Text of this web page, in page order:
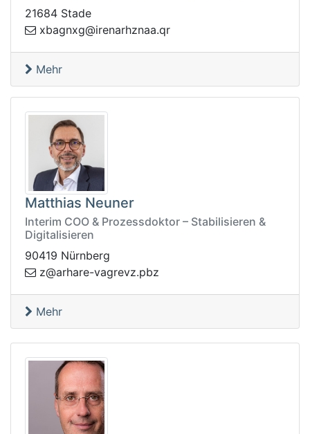
21684 Stade
rq.aa
nzhraneri@gxngabx
Mehr
Matthias Neuner
Interim COO & Prozessdoktor – Stabilisieren &
Digitalisieren
90419 Nürnberg
zbp.zve
rgav-erahra@z
Mehr